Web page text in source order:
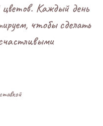
Каждый день
чтобы сделать